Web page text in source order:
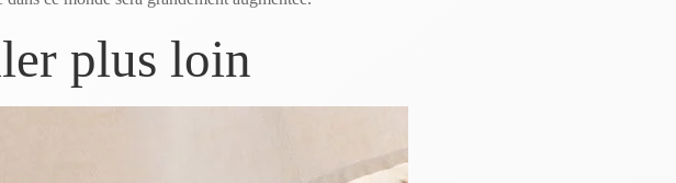
plus loin